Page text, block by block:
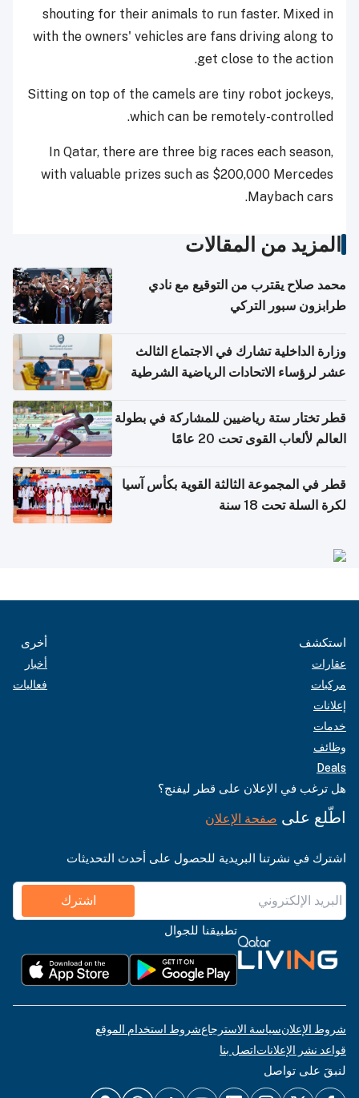
shouting for their animals to run faster. Mixed in
with the owners' vehicles are fans driving along to
get close to the action.
Sitting on top of the camels are tiny robot jockeys,
which can be remotely-controlled.
In Qatar, there are three big races each season,
with valuable prizes such as $200,000 Mercedes
Maybach cars.
المزيد من المقالات
محمد صلاح يقترب من التوقيع مع نادي
طرابزون سبور التركي
وزارة الداخلية تشارك في الاجتماع الثالث
عشر لرؤساء الاتحادات الرياضية الشرطية
قطر تختار ستة رياضيين للمشاركة في بطولة
العالم لألعاب القوى تحت 20 عامًا
قطر في المجموعة الثالثة القوية بكأس آسيا
لكرة السلة تحت 18 سنة
استكشف
عقارات
مركبات
إعلانات
خدمات
وظائف
Deals
أخرى
أخبار
فعاليات
هل ترغب في الإعلان على قطر ليفنج؟
اطّلع على صفحة الإعلان
اشترك في نشرتنا البريدية للحصول على أحدث التحديثات
اشترك
تطبيقنا للجوال
شروط الإعلانسياسة الاسترجاعشروط استخدام الموقع
قواعد نشر الإعلاناتاتصل بنا
لنبقَ على تواصل